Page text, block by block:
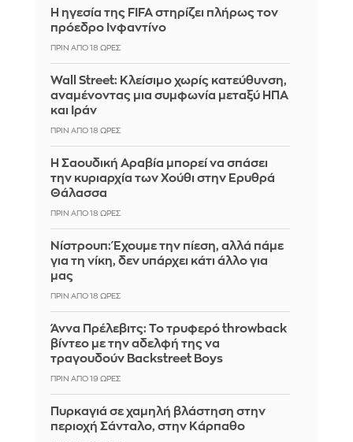
Η ηγεσία της FIFA στηρίζει πλήρως τον
πρόεδρο Ινφαντίνο
ΠΡΙΝ ΑΠΌ 18 ΏΡΕΣ
Wall Street: Κλείσιμο χωρίς κατεύθυνση,
αναμένοντας μια συμφωνία μεταξύ ΗΠΑ
και Ιράν
ΠΡΙΝ ΑΠΌ 18 ΏΡΕΣ
Η Σαουδική Αραβία μπορεί να σπάσει
την κυριαρχία των Χούθι στην Ερυθρά
Θάλασσα
ΠΡΙΝ ΑΠΌ 18 ΏΡΕΣ
Νίστρουπ: Έχουμε την πίεση, αλλά πάμε
για τη νίκη, δεν υπάρχει κάτι άλλο για
μας
ΠΡΙΝ ΑΠΌ 18 ΏΡΕΣ
Άννα Πρέλεβιτς: Το τρυφερό throwback
βίντεο με την αδελφή της να
τραγουδούν Backstreet Boys
ΠΡΙΝ ΑΠΌ 19 ΏΡΕΣ
Πυρκαγιά σε χαμηλή βλάστηση στην
περιοχή Σάνταλο, στην Κάρπαθο